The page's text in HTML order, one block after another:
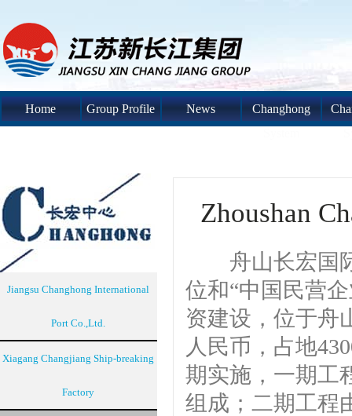
Home Group Profile News
Changhong
Jiangsu Changhong International
Port Co.,Ltd.
Xiagang Changjiang Ship-breaking
Factory
Zhoushan
舟山长宏国际
位和“中国民营
资建设，位于舟
人民币，占地
期实施，一期工
组成；二期工程